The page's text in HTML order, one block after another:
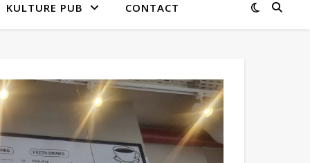
KULTURE PUB CONTACT